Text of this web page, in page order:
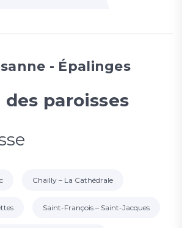
- Épalinges
paroisses
Chailly – La Cathédrale
Saint-François – Saint-Jacques